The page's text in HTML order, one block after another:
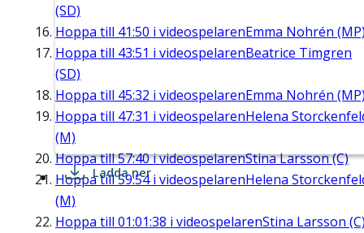
(SD)
Hoppa till 41:50 i videospelarenEmma Nohrén
Hoppa till 43:51 i videospelarenBeatrice Timgren
(SD)
Hoppa till 45:32 i videospelarenEmma Nohrén
Hoppa till 47:31 i videospelarenHelena
(M)
Hoppa till57:40i videospelarenStina Larsson (C)
Hoppa till59:54i videospelarenHelena
(M)
Hoppa till 01:01:38 i videospelarenStina Larsson
Ladda ner